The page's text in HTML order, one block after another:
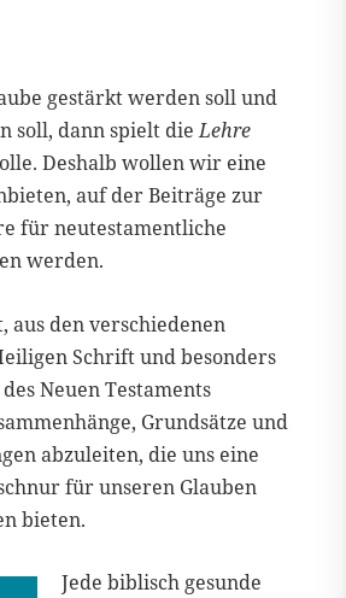
gestärkt werden soll und
soll, dann spielt dieLehre
Deshalb wollen wir eine
auf der Beiträge zur
für neutestamentliche
werden.
aus den verschiedenen
Schrift und besonders
Neuen Testaments
Grundsätze und
abzuleiten, die uns eine
für unseren Glauben
bieten.
Jede biblisch gesunde